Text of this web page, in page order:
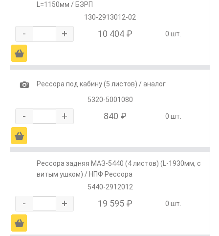
L=1150мм / БЗРП
130-2913012-02
- + 10 404 ₽ 0 шт.
Ä
1
Рессора под кабину (5 листов) / аналог
5320-5001080
- + 840 ₽ 0 шт.
Ä
Рессора задняя МАЗ-5440 (4 листов) (L-1930мм, с
витым ушком) / НПФ Рессора
5440-2912012
- + 19 595 ₽ 0 шт.
Ä